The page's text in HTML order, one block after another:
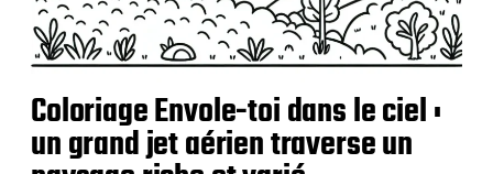
Coloriage Envole-toi dans le ciel :
un grand jet aérien traverse un